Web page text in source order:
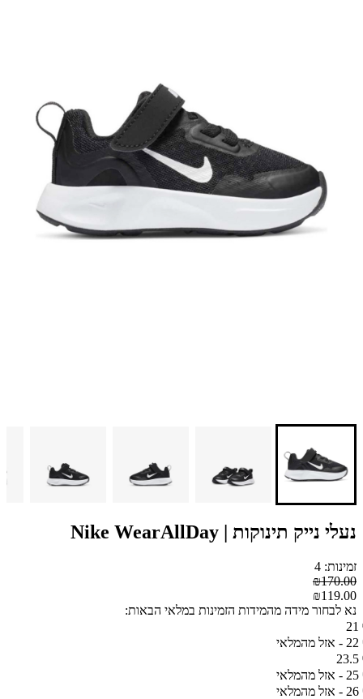
נעלי נייק תינוקות | Nike WearAllDay
זמינות: 4
₪170.00
₪119.00
נא לבחור מידה מהמידות הזמינות במלאי הבאות:
21
22 - אזל מהמלאי
23.5
25 - אזל מהמלאי
26 - אזל מהמלאי